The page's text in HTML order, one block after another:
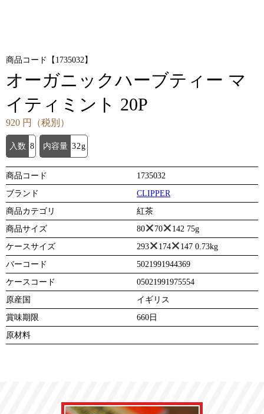
商品コード【1735032】
オーガニックハーブティー マ
イティミント 20P
920 円（税別）
入数 8 内容量 32g
商品コード
1735032
ブランド
CLIPPER
商品カテゴリ
紅茶
商品サイズ
80 70
142 75g
ケースサイズ
293 174
147 0.73kg
バーコード
5021991944369
ケースコード
05021991975554
原産国
イギリス
賞味期限
660日
原材料